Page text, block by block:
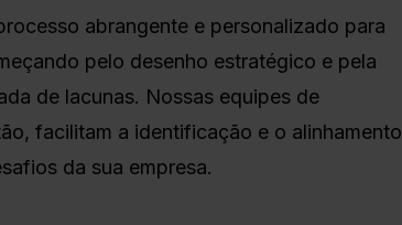
abrangente e personalizado para
pelo desenho estratégico e pela
de lacunas. Nossas equipes de
facilitam a identificação e o alinhamento
da sua empresa.